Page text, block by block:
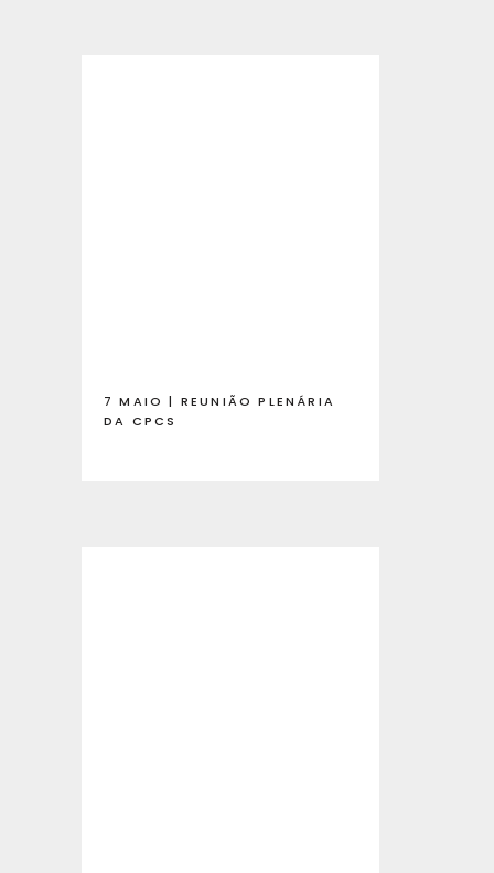
7 MAIO | REUNIÃO PLENÁRIA
DA CPCS